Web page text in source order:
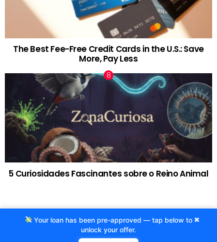
The Best Fee-Free Credit Cards in the U.S.: Save
More, Pay Less
5 Curiosidades Fascinantes sobre o Reino Animal
© 2020 Criado por Agência ProjetoCafe.com.br
Termos de Uso Politicas de privacidade
×
Your loan has been pre-approved — tap below to
unlock your offer.